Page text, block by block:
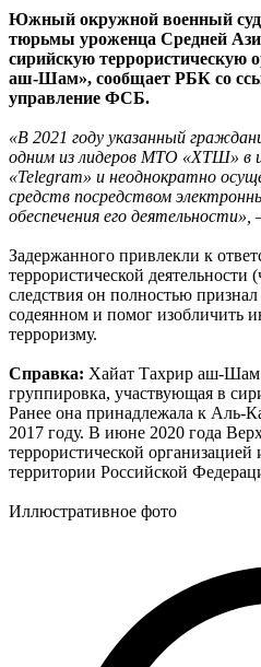
Южный окружной военный суд
тюрьмы уроженца Средней
сирийскую террористическую
аш-Шам», сообщает РБК со
управление ФСБ.
«В 2021 году указанный
одним из лидеров МТО «ХТШ» в
«Telegram» и неоднократно
средств посредством
обеспечения его деятельности»,
Задержанного привлекли к
террористической
следствия он полностью
содеянном и помог изобличить
терроризму.
Справка: Хайат Тахрир аш-Шам
группировка, участвующая в
Ранее она принадлежала к Аль-
2017 году. В июне 2020 года
террористической организацией
территории Российской
Иллюстративное фото